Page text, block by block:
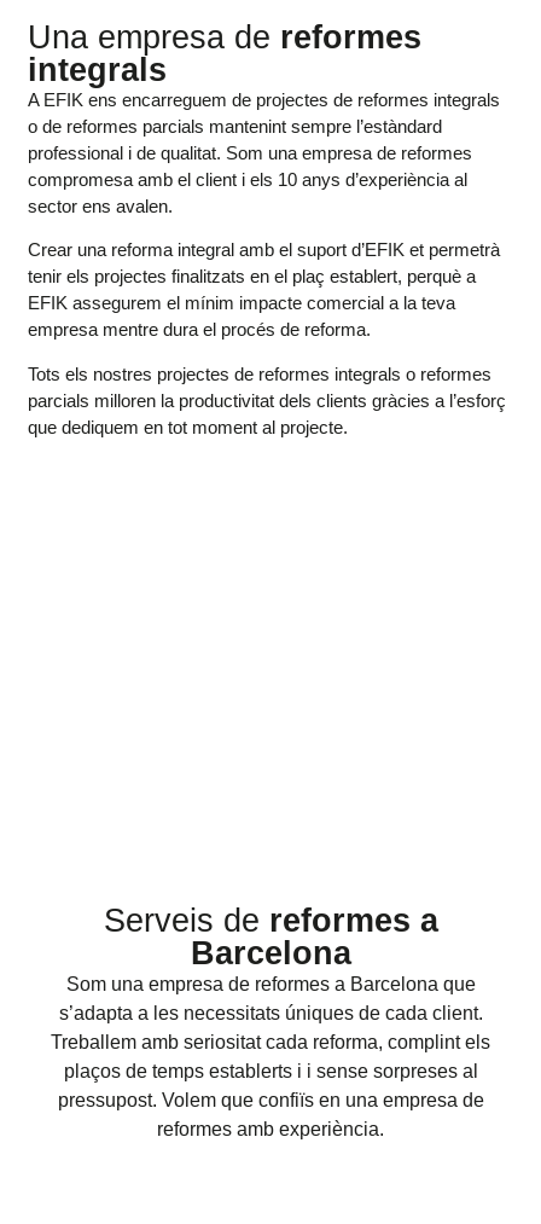
Una empresa de reformes
integrals
A EFIK ens encarreguem de projectes de reformes integrals
o de reformes parcials mantenint sempre l’estàndard
professional i de qualitat. Som una empresa de reformes
compromesa amb el client i els 10 anys d’experiència al
sector ens avalen.
Crear una reforma integral amb el suport d’EFIK et permetrà
tenir els projectes finalitzats en el plaç establert, perquè a
EFIK assegurem el mínim impacte comercial a la teva
empresa mentre dura el procés de reforma.
Tots els nostres projectes de reformes integrals o reformes
parcials milloren la productivitat dels clients gràcies a l’esforç
que dediquem en tot moment al projecte.
Serveis de reformes a
Barcelona
Som una empresa de reformes a Barcelona que
s’adapta a les necessitats úniques de cada client.
Treballem amb seriositat cada reforma, complint els
plaços de temps establerts i i sense sorpreses al
pressupost. Volem que confiïs en una empresa de
reformes amb experiència.